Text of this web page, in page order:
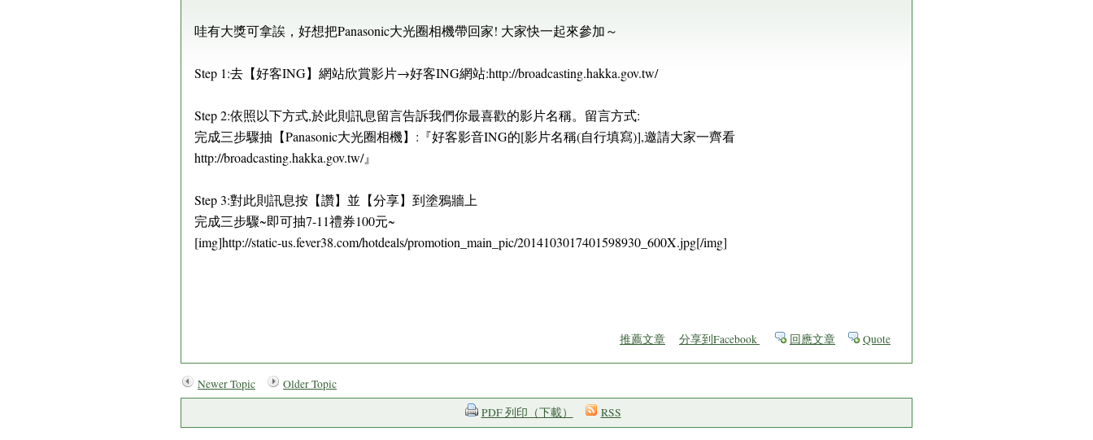
哇有大獎可拿誒，好想把Panasonic大光圈相機帶回家! 大家快一起來參加～
Step 1:去【好客ING】網站欣賞影片→好客ING網站:http://broadcasting.hakka.gov.tw/
Step 2:依照以下方式,於此則訊息留言告訴我們你最喜歡的影片名稱。留言方式:
完成三步驟抽【Panasonic大光圈相機】:『好客影音ING的[影片名稱(自行填寫)],邀請大家一齊看
http://broadcasting.hakka.gov.tw/』
Step 3:對此則訊息按【讚】並【分享】到塗鴉牆上
完成三步驟~即可抽7-11禮券100元~
[img]http://static-us.fever38.com/hotdeals/promotion_main_pic/2014103017401598930_600X.jpg[/img]
推薦文章 分享到Facebook 回應文章 Quote
Newer Topic
Older Topic
PDF 列印（下載）
RSS